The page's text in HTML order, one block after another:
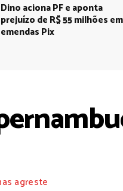
Dino aciona PF e aponta
prejuízo de R$ 55 milhões em
emendas Pix
agreste